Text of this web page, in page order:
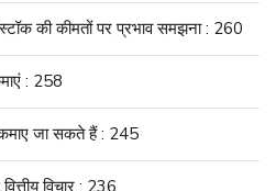
की कीमतों पर प्रभाव समझना : 260
: 258
जा सकते हैं : 245
विचार : 236